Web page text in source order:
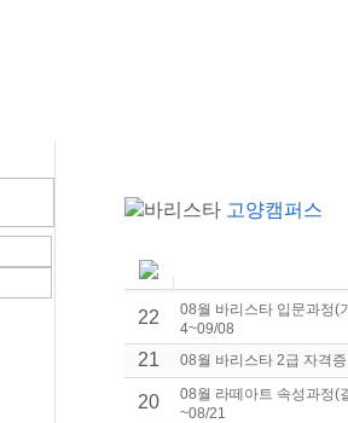
바리스타 고양캠퍼스
22
08월 바리스타 입문과정(
4~09/08
21 08월 바리스타 2급 자격
20
08월 라떼아트 속성과정(
~08/21